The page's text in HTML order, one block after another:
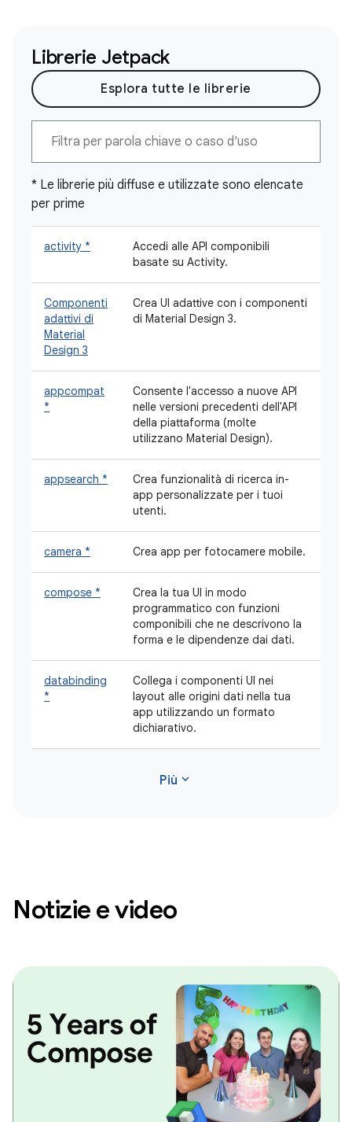
Librerie Jetpack
Esplora tutte le librerie
* Le librerie più diffuse e utilizzate sono elencate
per prime
activity *
Accedi alle API componibili
basate su Activity.
Componenti
adattivi di
Material
Design 3
Crea UI adattive con i componenti
di Material Design 3.
appcompat
*
Consente l'accesso a nuove API
nelle versioni precedenti dell'API
della piattaforma (molte
utilizzano Material Design).
appsearch *
Crea funzionalità di ricerca in-
app personalizzate per i tuoi
utenti.
camera * Crea app per fotocamere mobile.
compose *
Crea la tua UI in modo
programmatico con funzioni
componibili che ne descrivono la
forma e le dipendenze dai dati.
databinding
*
Collega i componenti UI nei
layout alle origini dati nella tua
app utilizzando un formato
dichiarativo.
Più expand_more
Notizie e video